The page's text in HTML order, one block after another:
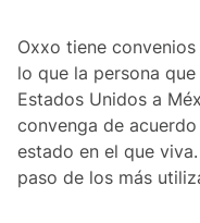
Oxxo tiene
lo que la persona
Estados Unidos a
convenga de
estado en el que
paso de los más